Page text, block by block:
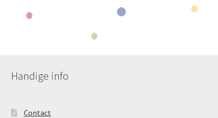
Handige info
Contact